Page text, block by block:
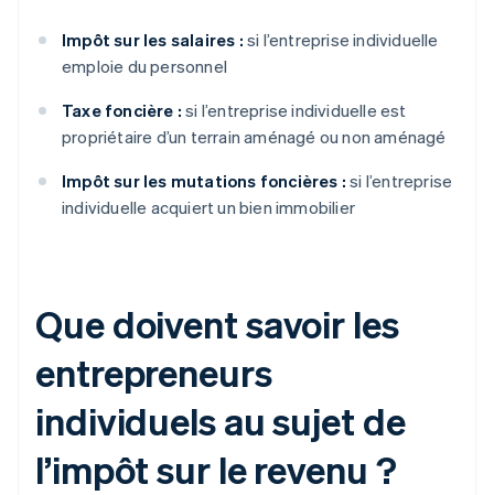
Impôt sur les salaires : si l’entreprise individuelle
emploie du personnel
Taxe foncière : si l’entreprise individuelle est
propriétaire d’un terrain aménagé ou non aménagé
Impôt sur les mutations foncières : si l’entreprise
individuelle acquiert un bien immobilier
Que doivent savoir les
entrepreneurs
individuels au sujet de
l’impôt sur le revenu ?